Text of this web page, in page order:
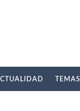
TEMAS